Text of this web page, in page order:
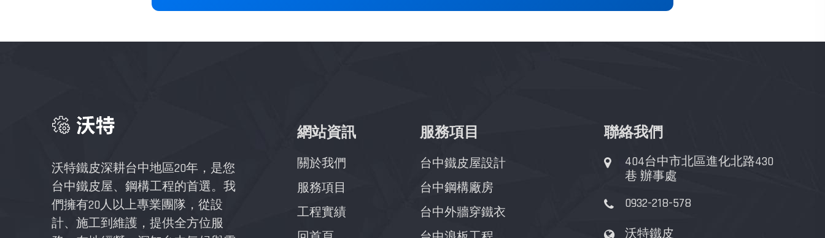
沃特鐵皮深耕台中地區20年，是您
台中鐵皮屋、鋼構工程的首選。我
們擁有20人以上專業團隊，從設
計、施工到維護，提供全方位服
網站資訊
關於我們
服務項目
工程實績
服務項目
台中鐵皮屋設計
台中鋼構廠房
台中外牆穿鐵衣
聯絡我們
404台中市北區進化北路430
巷 辦事處
0932-218-578
沃特鐵皮